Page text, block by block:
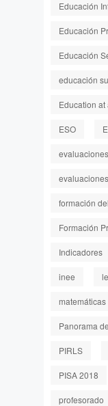
Educación
Educación
Educación
educación
Education at
ESO
formación
Formación
Indicadores
inee
matemáticas
Panorama
PIRLS
PISA 2018
profesorado